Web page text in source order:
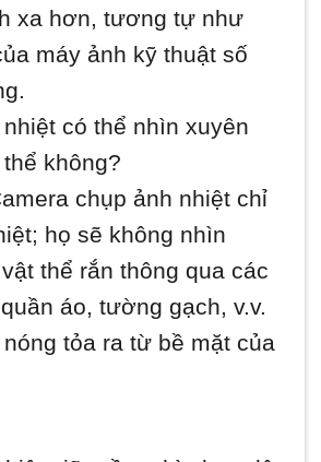
xa hơn, tương tự như
máy ảnh kỹ thuật số
có thể nhìn xuyên
không?
chụp ảnh nhiệt chỉ
họ sẽ không nhìn
thể rắn thông qua các
áo, tường gạch, v.v.
tỏa ra từ bề mặt của